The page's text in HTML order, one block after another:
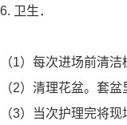
6. 卫生．
（1）每次进场前清洁
（2）清理花盆。套
（3）当次护理完将现